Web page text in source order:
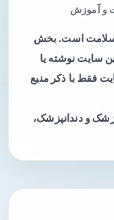
و آموزش
سلامت است. بخش
سایت نوشته یا
فقط با ذکر منبع
و دندانپزشک،